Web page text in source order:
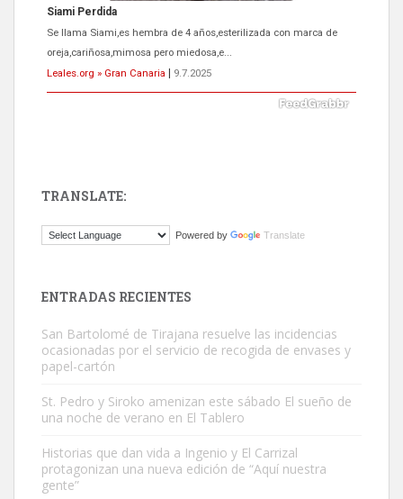
Siami Perdida
Se llama Siami,es hembra de 4 años,esterilizada con marca de
oreja,cariñosa,mimosa pero miedosa,e...
Leales.org » Gran Canaria
9.7.2025
El ayuntamiento se va a llevar a Los Gatos callejeros de la zona los
Este gato macho ha aparecido en la calle hace menos de un mes,
es muy manso y extremadamente cari...
Leales.org » Gran Canaria
TRANSLATE:
Powered by Translate
ENTRADAS RECIENTES
San Bartolomé de Tirajana resuelve las incidencias
ocasionadas por el servicio de recogida de envases y
papel-cartón
St. Pedro y Siroko amenizan este sábado El sueño de
una noche de verano en El Tablero
Historias que dan vida a Ingenio y El Carrizal
protagonizan una nueva edición de “Aquí nuestra
gente”